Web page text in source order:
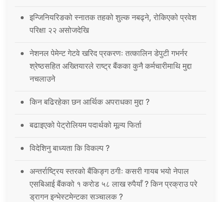
इन्जिनियरिङको स्नातक तहको शुल्क नबढ्ने, रोकिएको प्रवेश
परिक्षा २२ असोजदेखि
नेशनल पेमेन्ट गेटवे खरिद प्रकरणः तत्कालिन डेपुटी गभर्नर
श्रेष्ठसहित अख्तियारले राष्ट्र बैंकका कुनै कर्मचारीमाथि मुद्दा
नचलाउने
किन बढिरहेका छन आर्थिक अपराधका मुद्दा ?
बढाइएको पेट्रोलियम पदार्थको मूल्य फिर्ता
विदेशिनु बाध्यता कि विकल्प ?
अन्तर्राष्ट्रिय स्तरको बैंकिङ्ग ठगीः कसरी गायब भयो नेपाल
एसबिआई बैंकको १ करोड ५८ लाख रुपैयाँ ? किन प्रक्राउ परे
ड्रागन इन्भेस्टमेन्टका सञ्चालक ?